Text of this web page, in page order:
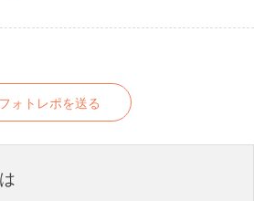
フォトレポを送る